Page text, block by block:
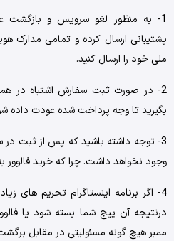
1- به ‌منظور لغو سرویس و بازگشت
پشتیبانی ارسال کرده و تمامی مدارک
ملی خود را ارسال کنید.
2- در صورت ثبت سفارش اشتباه در
بگیرید تا وجه پرداخت شده عودت داده
3- توجه داشته باشید که پس ‌از ثبت در
وجود نخواهد داشت. چرا که خرید
4- اگر برنامه اینستاگرام تحریم ‌های
درنتیجه آن پیج شما بسته شود یا
ممبر هیچ‌ گونه مسئولیتی در مقابل